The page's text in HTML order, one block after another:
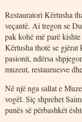
Restauratori Kërtusha
veçantë. Ai tregon se
pak kohë më parë
Kërtusha thotë se
pasionit, ndërsa
muzeut, restauruesve
Në një nga sallat e
vogël. Siç shprehet
punës së përbashkët